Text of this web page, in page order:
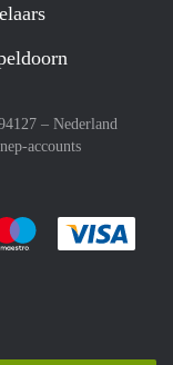
– Nederland
accounts
af met Paypal
gemakkelijk af met
Je rekent